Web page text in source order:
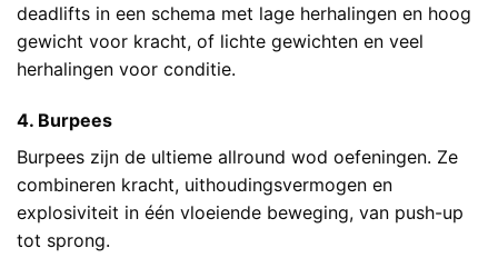
deadlifts in een schema met lage herhalingen en hoog
gewicht voor kracht, of lichte gewichten en veel
herhalingen voor conditie.
4. Burpees
Burpees zijn de ultieme allround wod oefeningen. Ze
combineren kracht, uithoudingsvermogen en
explosiviteit in één vloeiende beweging, van push-up
tot sprong.